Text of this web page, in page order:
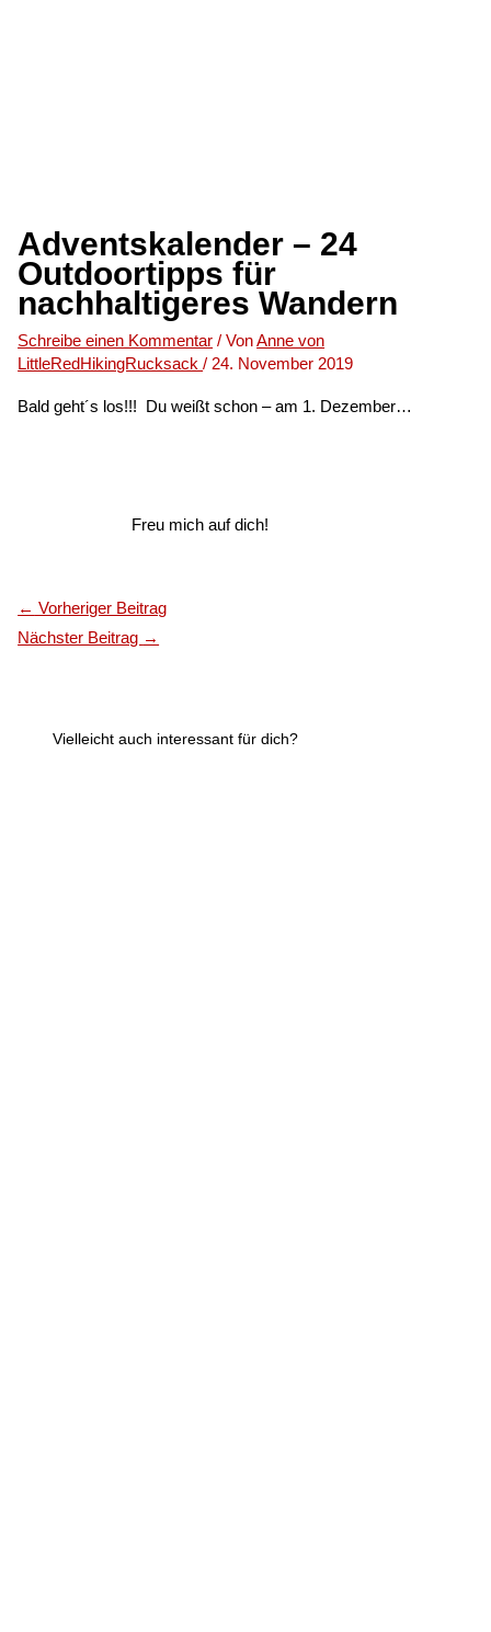
Adventskalender – 24
Outdoortipps für
nachhaltigeres Wandern
Schreibe einen Kommentar / VonAnne von
LittleRedHikingRucksack/ 24. November 2019
Bald geht´s los!!! Du weißt schon – am 1. Dezember…
Freu mich auf dich!
← Vorheriger Beitrag
Nächster Beitrag →
Vielleicht auch interessant für dich?